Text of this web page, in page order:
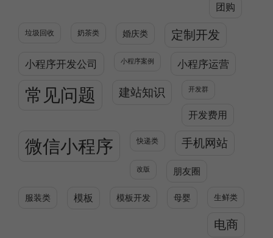
团购
垃圾回收 奶茶类 婚庆类 定制开发
小程序开发公司 小程序案例 小程序运营
常见问题 建站知识 开发群
开发费用
微信小程序 快递类 手机网站
改版 朋友圈
服装类 模板 模板开发 母婴 生鲜类
电商